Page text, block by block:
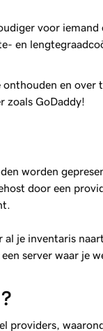
voor
en
en over
zoals GoDaddy!
worden
door een
je inventaris
server waar je
providers,